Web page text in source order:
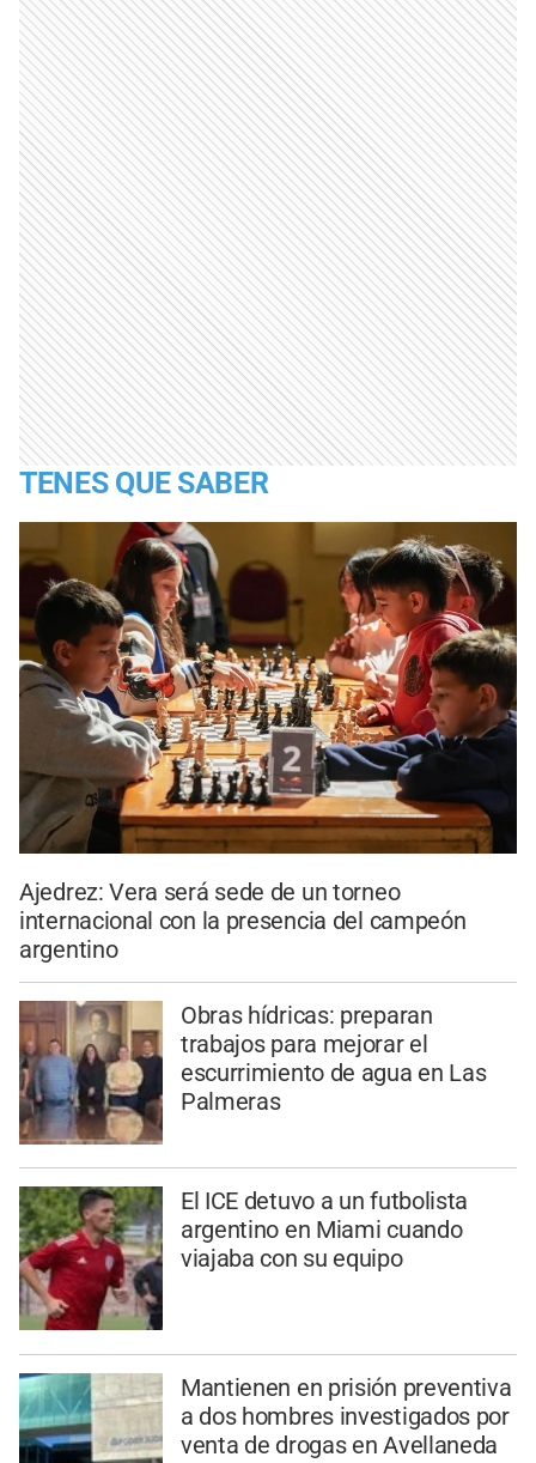
TENES QUE SABER
Ajedrez: Vera será sede de un torneo
internacional con la presencia del campeón
argentino
Obras hídricas: preparan
trabajos para mejorar el
escurrimiento de agua en Las
Palmeras
El ICE detuvo a un futbolista
argentino en Miami cuando
viajaba con su equipo
Mantienen en prisión preventiva
a dos hombres investigados por
venta de drogas en Avellaneda